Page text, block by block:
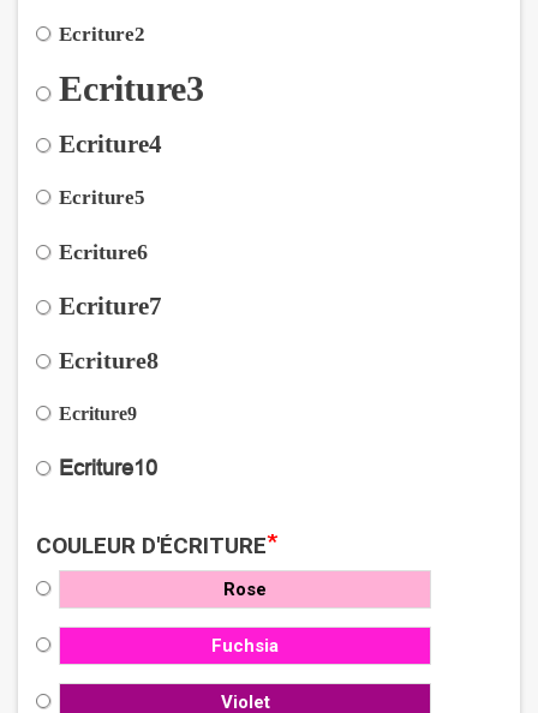
Ecriture2
Ecriture3
Ecriture4
Ecriture5
Ecriture6
Ecriture7
Ecriture8
Ecriture9
Ecriture10
COULEUR D'ÉCRITURE*
Rose
Fuchsia
Violet